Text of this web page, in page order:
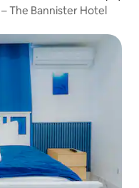
The Bannister Hotel